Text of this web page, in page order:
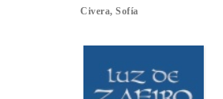
Civera, Sofía